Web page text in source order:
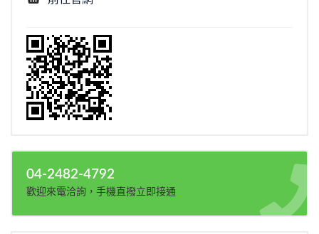
04-2482-4792
歡迎來電洽詢，手機直撥立即接通